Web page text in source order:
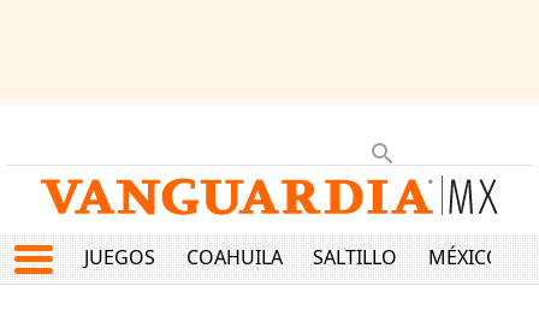
JUEGOS COAHUILA SALTILLO MÉXICO